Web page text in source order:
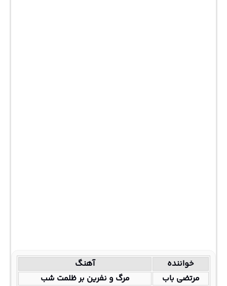
خواننده
آهنگ
مرتضی باب
مرگ و نفرین بر ظلمت شب